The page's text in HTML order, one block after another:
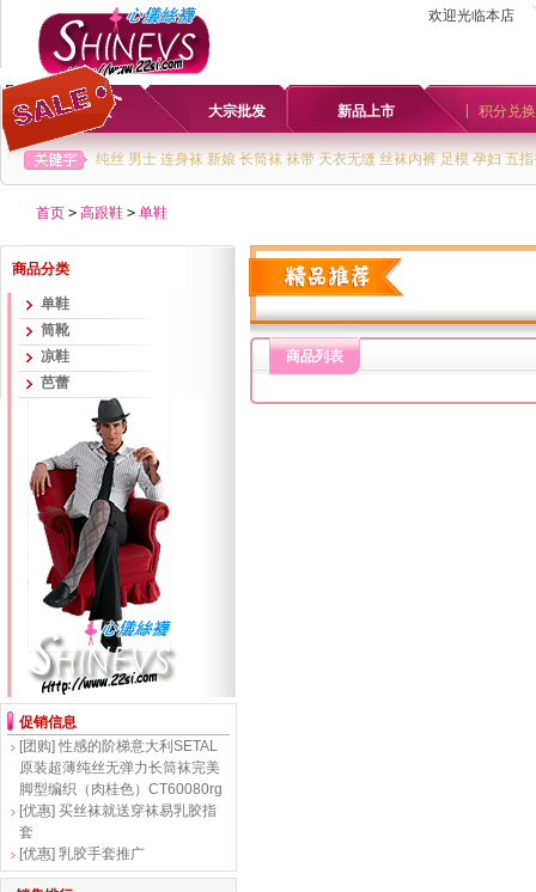
欢迎光临本店
首页 大宗批发 新品上市 积分兑换
纯丝 男士 连身袜 新娘 长筒袜 袜带 天衣无缝 丝袜内裤 足模 孕妇 五
首页 > 高跟鞋 > 单鞋
商品分类
单鞋
筒靴
凉鞋
芭蕾
促销信息
[团购] 性感的阶梯意大利SETAL
原装超薄纯丝无弹力长筒袜完美
脚型编织（肉桂色）CT60080rg
[优惠] 买丝袜就送穿袜易乳胶指
套
[优惠] 乳胶手套推广
商品列表